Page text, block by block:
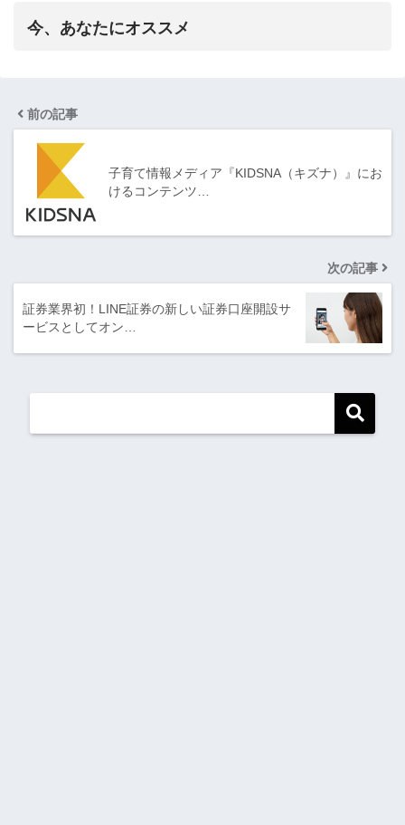
今、あなたにオススメ
前の記事
子育て情報メディア『KIDSNA（キズナ）』にお
けるコンテンツ…
次の記事
証券業界初！LINE証券の新しい証券口座開設サ
ービスとしてオン…